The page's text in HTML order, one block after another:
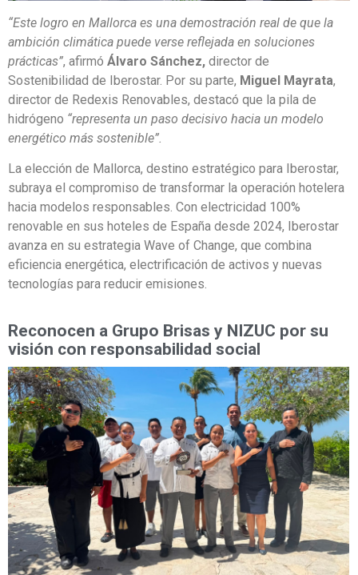
“Este logro en Mallorca es una demostración real de que la
ambición climática puede verse reflejada en soluciones
prácticas”, afirmó Álvaro Sánchez, director de
Sostenibilidad de Iberostar. Por su parte, Miguel Mayrata,
director de Redexis Renovables, destacó que la pila de
hidrógeno “representa un paso decisivo hacia un modelo
energético más sostenible”.
La elección de Mallorca, destino estratégico para Iberostar,
subraya el compromiso de transformar la operación hotelera
hacia modelos responsables. Con electricidad 100%
renovable en sus hoteles de España desde 2024, Iberostar
avanza en su estrategia Wave of Change, que combina
eficiencia energética, electrificación de activos y nuevas
tecnologías para reducir emisiones.
Reconocen a Grupo Brisas y NIZUC por su
visión con responsabilidad social